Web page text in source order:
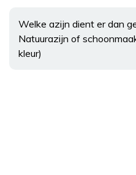
Welke azijn dient er dan
Natuurazijn of
kleur)